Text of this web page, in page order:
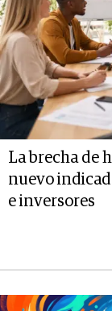
La brecha de
nuevo
e inversores